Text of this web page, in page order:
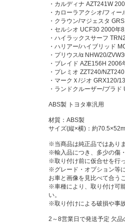
・カルディナ AZT241W
・カローラアクシオ/フィ
・クラウン/マジェスタ
・セルシオ UCF30 2000年
・ハイラックスサーフ
・ハリアー/ハイブリッド
・プリウス/α NHW20/
・ブレイド AZE156H
・プレミオ ZZT240/
・マークＸ/ジオ GRX120/
・ランドクルーザー/プラ
ABS製 トヨタ車汎用
材質：ABS製
サイズ(縦×横)：約
※当商品は純正品ではあり
※輸入品につき、多少の傷
※取り付け前に仮合せを行
※グレード・オプション等
お車と画像を見比べて合う
※車種により、取り付け可
い。
※取り付けによる破損や事
2～8営業日で発送予定 欠品